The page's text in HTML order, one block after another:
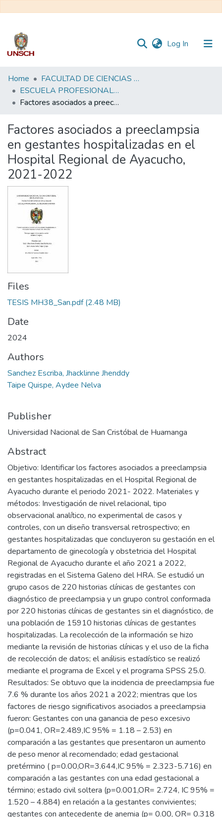
Log In (current)
Communities
&
Collections
Statistics
Home
FACULTAD DE CIENCIAS DE LA SALUD
ESCUELA PROFESIONAL DE MEDICINA HUMANA
Factores asociados a preeclampsia en gestantes hospitalizadas en el Hospital Regional de Ayacucho, 2021-2022
Factores asociados a preeclampsia
en gestantes hospitalizadas en el
Hospital Regional de Ayacucho,
2021-2022
Files
TESIS MH38_San.pdf(2.48 MB)
Date
2024
Authors
Sanchez Escriba, Jhacklinne Jhenddy
Taipe Quispe, Aydee Nelva
Publisher
Universidad Nacional de San Cristóbal de Huamanga
Abstract
Objetivo: Identificar los factores asociados a preeclampsia
en gestantes hospitalizadas en el Hospital Regional de
Ayacucho durante el periodo 2021- 2022. Materiales y
métodos: Investigación de nivel relacional, tipo
observacional analítico, no experimental de casos y
controles, con un diseño transversal retrospectivo; en
gestantes hospitalizadas que concluyeron su gestación en el
departamento de ginecología y obstetricia del Hospital
Regional de Ayacucho durante el año 2021 a 2022,
registradas en el Sistema Galeno del HRA. Se estudió un
grupo casos de 220 historias clínicas de gestantes con
diagnóstico de preeclampsia y un grupo control conformada
por 220 historias clínicas de gestantes sin el diagnóstico, de
una población de 15910 historias clínicas de gestantes
hospitalizadas. La recolección de la información se hizo
mediante la revisión de historias clínicas y el uso de la ficha
de recolección de datos; el análisis estadístico se realizó
mediante el programa de Excel y el programa SPSS 25.0.
Resultados: Se obtuvo que la incidencia de preeclampsia fue
7.6 % durante los años 2021 a 2022; mientras que los
factores de riesgo significativos asociados a preeclampsia
fueron: Gestantes con una ganancia de peso excesivo
(p=0.041, OR=2.489,IC 95% = 1.18 – 2.53) en
comparación a las gestantes que presentaron un aumento
de peso menor al recomendado; edad gestacional
pretérmino ( p=0.00,OR=3.644,IC 95% = 2.323-5.716) en
comparación a las gestantes con una edad gestacional a
término; estado civil soltera (p=0.001,OR= 2.724, IC 95% =
1.520 – 4.884) en relación a la gestantes convivientes;
gestantes con antecedente de anemia (p= 0.00, OR= 0.318